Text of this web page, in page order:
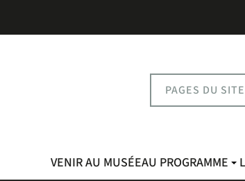
PAGES DU SITE
VENIR AU MUSÉEAU PROGRAMME